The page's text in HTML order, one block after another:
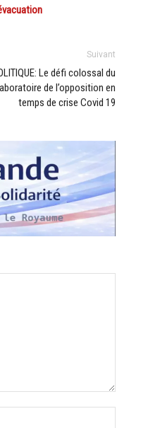
Suivant
Le défi colossal du
de l’opposition en
temps de crise Covid 19